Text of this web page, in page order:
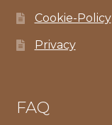
Cookie-Policy
Privacy
FAQ